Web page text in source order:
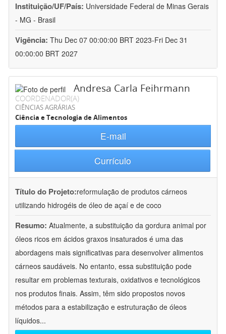
Instituição/UF/País: Universidade Federal de Minas Gerais
- MG - Brasil
Vigência: Thu Dec 07 00:00:00 BRT 2023-Fri Dec 31
00:00:00 BRT 2027
Andresa Carla Feihrmann
COORDENADOR(A)
CIÊNCIAS AGRÁRIAS
Ciência e Tecnologia de Alimentos
E-mail
Currículo
Título do Projeto:reformulação de produtos cárneos
utilizando hidrogéis de óleo de açaí e de coco
Resumo: Atualmente, a substituição da gordura animal por
óleos ricos em ácidos graxos insaturados é uma das
abordagens mais significativas para desenvolver alimentos
cárneos saudáveis. No entanto, essa substituição pode
resultar em problemas texturais, oxidativos e tecnológicos
nos produtos finais. Assim, têm sido propostos novos
métodos para a estabilização e estruturação de óleos
líquidos...